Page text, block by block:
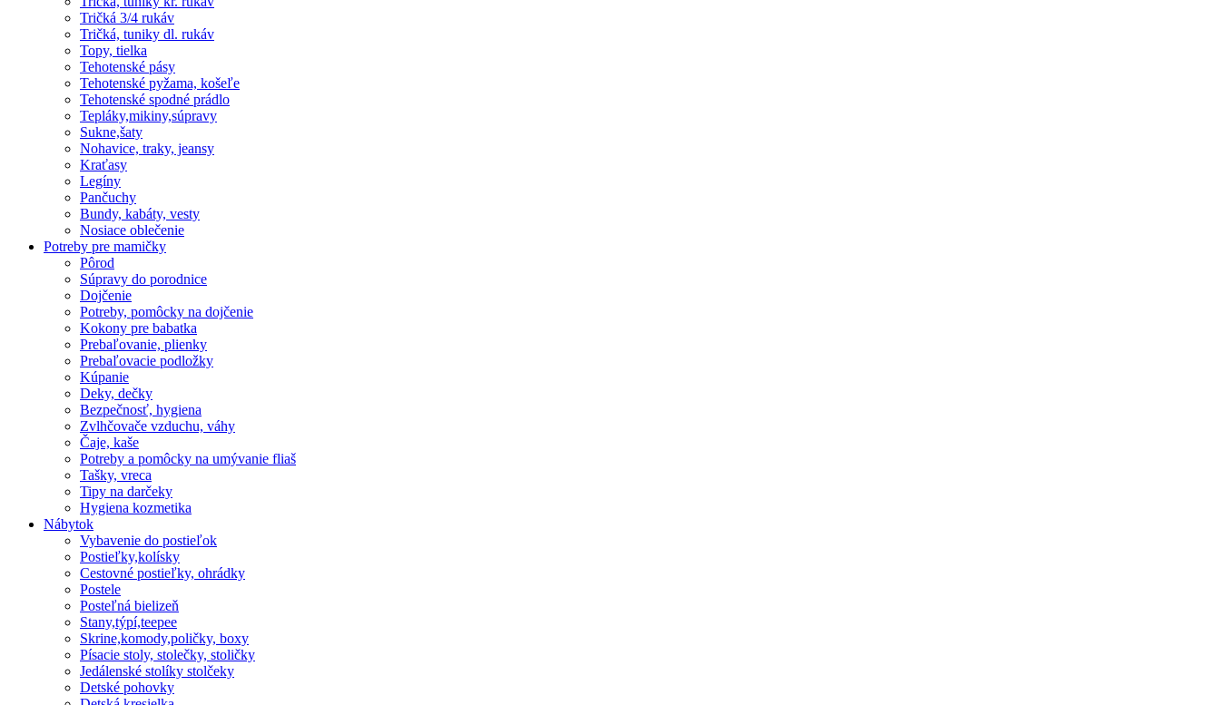
Tričká 3/4 rukáv
Tričká, tuniky dl. rukáv
Topy, tielka
Tehotenské pásy
Tehotenské pyžama, košeľe
Tehotenské spodné prádlo
Tepláky,mikiny,súpravy
Sukne,šaty
Nohavice, traky, jeansy
Kraťasy
Legíny
Pančuchy
Bundy, kabáty, vesty
Nosiace oblečenie
Potreby pre mamičky
Pôrod
Súpravy do porodnice
Dojčenie
Potreby, pomôcky na dojčenie
Kokony pre babatka
Prebaľovanie, plienky
Prebaľovacie podložky
Kúpanie
Deky, dečky
Bezpečnosť, hygiena
Zvlhčovače vzduchu, váhy
Čaje, kaše
Potreby a pomôcky na umývanie fliaš
Tašky, vreca
Tipy na darčeky
Hygiena kozmetika
Nábytok
Vybavenie do postieľok
Postieľky,kolísky
Cestovné postieľky, ohrádky
Postele
Posteľná bielizeň
Stany,týpí,teepee
Skrine,komody,poličky, boxy
Písacie stoly, stolečky, stoličky
Jedálenské stolíky stolčeky
Detské pohovky